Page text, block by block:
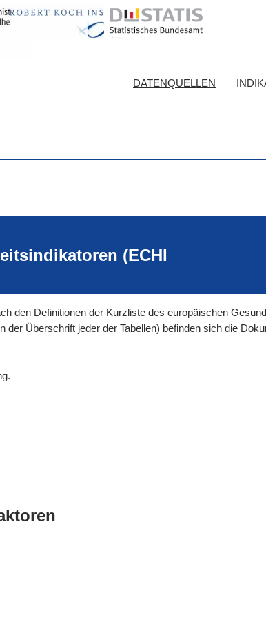
DATENQUELLEN
(ECHI
den Definitionen der Kurzliste des europäischen
Überschrift jeder der Tabellen) befinden sich die